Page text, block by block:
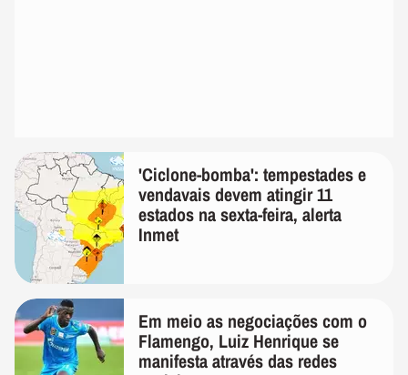
'Ciclone-bomba': tempestades e
vendavais devem atingir 11
estados na sexta-feira, alerta
Inmet
Em meio as negociações com o
Flamengo, Luiz Henrique se
manifesta através das redes